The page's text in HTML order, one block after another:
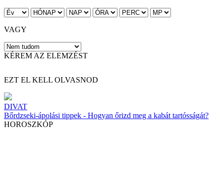
VAGY
KÉREM AZ ELEMZÉST
EZT EL KELL OLVASNOD
DIVAT
Bőrdzseki-ápolási tippek - Hogyan őrizd meg a kabát tartósságát?
HOROSZKÓP